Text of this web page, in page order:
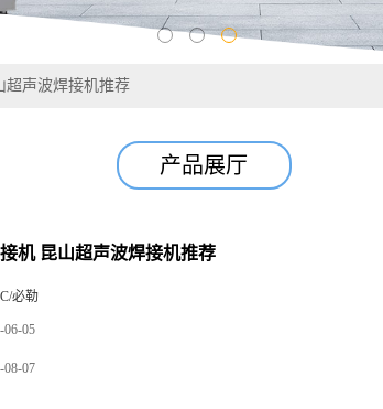
超声波焊接机推荐
产品展厅
机 昆山超声波焊接机推荐
必勒
06-05
08-07